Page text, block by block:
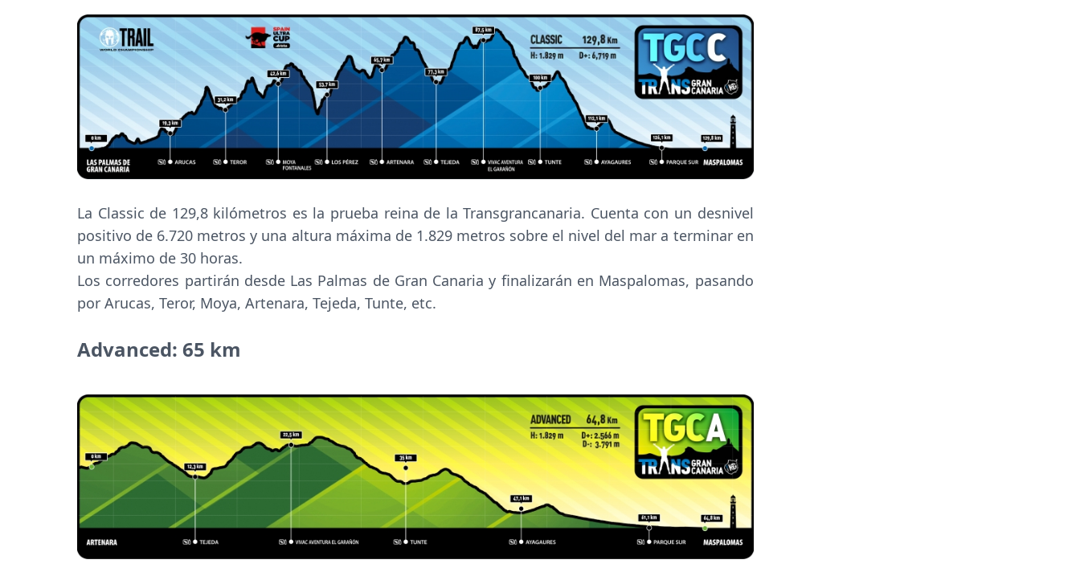
La Classic de 129,8 kilómetros es la prueba reina de la Transgrancanaria. Cuenta con un desnivel
positivo de 6.720 metros y una altura máxima de 1.829 metros sobre el nivel del mar a terminar en
un máximo de 30 horas.
Los corredores partirán desde Las Palmas de Gran Canaria y finalizarán en Maspalomas, pasando
por Arucas, Teror, Moya, Artenara, Tejeda, Tunte, etc.
Advanced: 65 km